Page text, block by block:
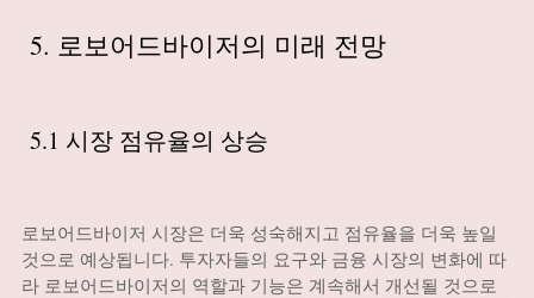
5. 로보어드바이저의 미래 전망
5.1 시장 점유율의 상승
로보어드바이저 시장은 더욱 성숙해지고 점유율을 더욱 높일
것으로 예상됩니다. 투자자들의 요구와 금융 시장의 변화에 따
라 로보어드바이저의 역할과 기능은 계속해서 개선될 것으로